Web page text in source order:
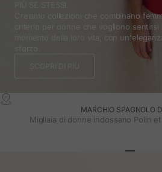
Creiamo collezioni che combinano
criterio per donne che vogliono
momento della loro vita, con
MARCHIO SPAGNOLO
Migliaia di donne indossano Polin et